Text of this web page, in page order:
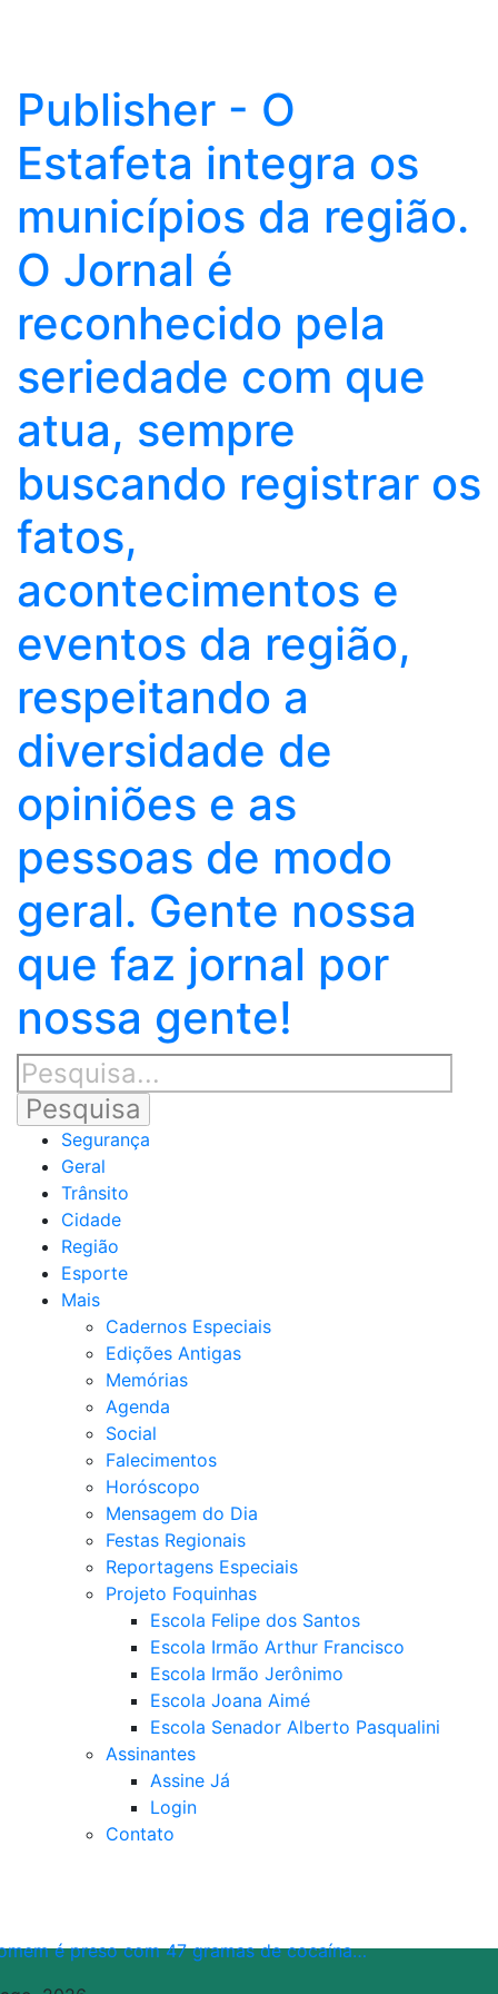
Publisher - O
Estafeta integra os
municípios da região.
O Jornal é
reconhecido pela
seriedade com que
atua, sempre
buscando registrar os
fatos,
acontecimentos e
eventos da região,
respeitando a
diversidade de
opiniões e as
pessoas de modo
geral. Gente nossa
que faz jornal por
nossa gente!
Segurança
Geral
Trânsito
Cidade
Região
Esporte
Mais
Cadernos Especiais
Edições Antigas
Memórias
Agenda
Social
Falecimentos
Horóscopo
Mensagem do Dia
Festas Regionais
Reportagens Especiais
Projeto Foquinhas
Escola Felipe dos Santos
Escola Irmão Arthur Francisco
Escola Irmão Jerônimo
Escola Joana Aimé
Escola Senador Alberto Pasqualini
Assinantes
Assine Já
Login
Contato
é preso com 47 gramas de cocaína…